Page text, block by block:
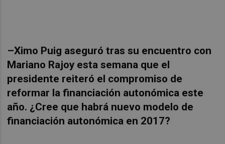
–Ximo Puig aseguró tras su encuentro con
Mariano Rajoy esta semana que el
presidente reiteró el compromiso de
reformar la financiación autonómica este
año. ¿Cree que habrá nuevo modelo de
financiación autonómica en 2017?